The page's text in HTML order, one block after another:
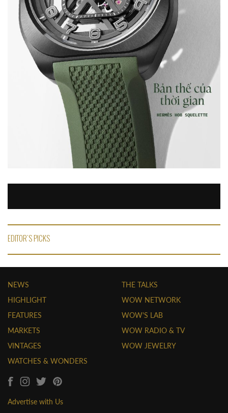
EDITOR'S PICKS
NEWS
HIGHLIGHT
FEATURES
MARKETS
VINTAGES
WATCHES & WONDERS
THE TALKS
WOW NETWORK
WOW'S LAB
WOW RADIO & TV
WOW JEWELRY
Advertise with Us